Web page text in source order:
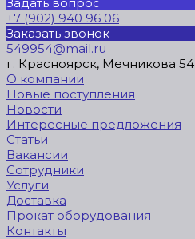
+7 (902) 940 96 06
Заказать звонок
549954@mail.ru
г. Красноярск, Мечникова 54
О компании
Новые поступления
Новости
Интересные предложения
Статьи
Вакансии
Сотрудники
Услуги
Доставка
Прокат оборудования
Контакты